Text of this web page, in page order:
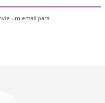
um email para